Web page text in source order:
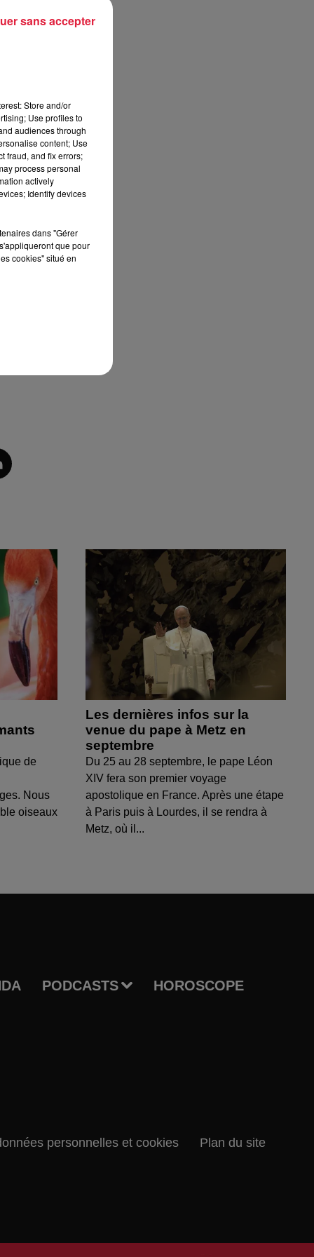
de
Nous
oiseaux
Les dernières infos sur la
venue du pape à Metz en
septembre
Du 25 au 28 septembre, le pape Léon
XIV fera son premier voyage
apostolique en France. Après une étape
à Paris puis à Lourdes, il se rendra à
Metz, où il...
PODCASTS HOROSCOPE
personnelles et cookies Plan du site
Store and/or
Use profiles to
audiences through
content; Use
fraud, and fix errors;
process personal
actively
Identify devices
dans "Gérer
que pour
cookies" situé en
sans accepter